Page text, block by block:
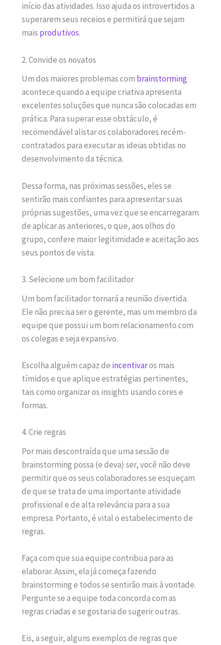
início das atividades. Isso ajuda os introvertidos a
superarem seus receios e permitirá que sejam
mais produtivos.
2. Convide os novatos
Um dos maiores problemas com brainstorming
acontece quando a equipe criativa apresenta
excelentes soluções que nunca são colocadas em
prática. Para superar esse obstáculo, é
recomendável alistar os colaboradores recém-
contratados para executar as ideias obtidas no
desenvolvimento da técnica.
Dessa forma, nas próximas sessões, eles se
sentirão mais confiantes para apresentar suas
próprias sugestões, uma vez que se encarregaram
de aplicar as anteriores, o que, aos olhos do
grupo, confere maior legitimidade e aceitação aos
seus pontos de vista.
3. Selecione um bom facilitador
Um bom facilitador tornará a reunião divertida.
Ele não precisa ser o gerente, mas um membro da
equipe que possui um bom relacionamento com
os colegas e seja expansivo.
Escolha alguém capaz de incentivaros mais
tímidos e que aplique estratégias pertinentes,
tais como organizar os insights usando cores e
formas.
4. Crie regras
Por mais descontraída que uma sessão de
brainstorming possa (e deva) ser, você não deve
permitir que os seus colaboradores se esqueçam
de que se trata de uma importante atividade
profissional e de alta relevância para a sua
empresa. Portanto, é vital o estabelecimento de
regras.
Faça com que sua equipe contribua para as
elaborar. Assim, ela já começa fazendo
brainstorming e todos se sentirão mais à vontade.
Pergunte se a equipe toda concorda com as
regras criadas e se gostaria de sugerir outras.
Eis, a seguir, alguns exemplos de regras que